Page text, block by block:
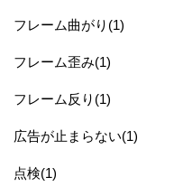
フレーム曲がり(1)
フレーム歪み(1)
フレーム反り(1)
広告が止まらない(1)
点検(1)